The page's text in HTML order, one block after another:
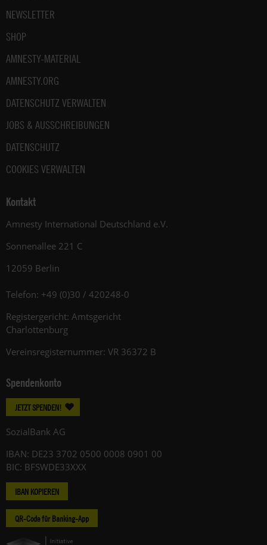
NEWSLETTER
SHOP
AMNESTY-MATERIAL
AMNESTY.ORG
DATENSCHUTZ VERWALTEN
JOBS & AUSSCHREIBUNGEN
DATENSCHUTZ
COOKIES VERWALTEN
Kontakt
Amnesty International Deutschland e.V.
Sonnenallee 221 C
12059 Berlin
Telefon: +49 (0)30 / 420248-0
Registergericht: Amtsgericht
Charlottenburg
Vereinsregisternummer: VR 36372 B
Spendenkonto
JETZT SPENDEN!
SozialBank AG
IBAN: DE23 3702 0500 0008 0901 00
BIC: BFSWDE33XXX
IBAN KOPIEREN
QR-Code für Banking-App